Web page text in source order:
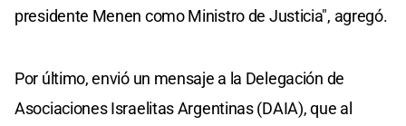
presidente Menen como Ministro de Justicia", agregó.
Por último, envió un mensaje a la Delegación de
Asociaciones Israelitas Argentinas (DAIA), que al